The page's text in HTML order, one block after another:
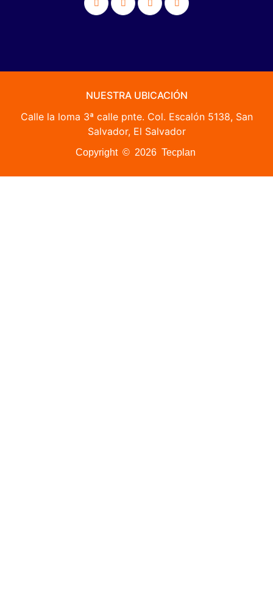
NUESTRA UBICACIÓN
Calle la loma 3ª calle pnte. Col. Escalón 5138, San
Salvador, El Salvador
Copyright © 2026 Tecplan